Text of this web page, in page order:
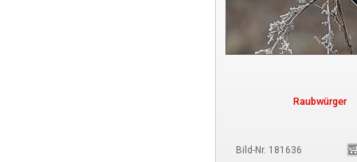
Raubwürger
Bild-Nr. 181636